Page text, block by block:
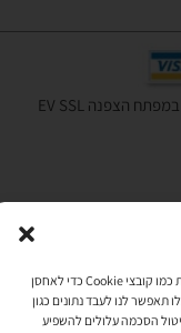
כדי לספק חוויית משתמש מיטבית, אנו משתמשים בטכנולוגיות כמו קובצי Cookie כדי לאחסן
תאפשר לנו לעבד נתונים כגון
הסכמה עלולים להשפיע
הרכישה באתר באמצעות כרטיס אשראי מאובטחת במפתח הצפנה EV SSL
בלי פרסומות ובלי